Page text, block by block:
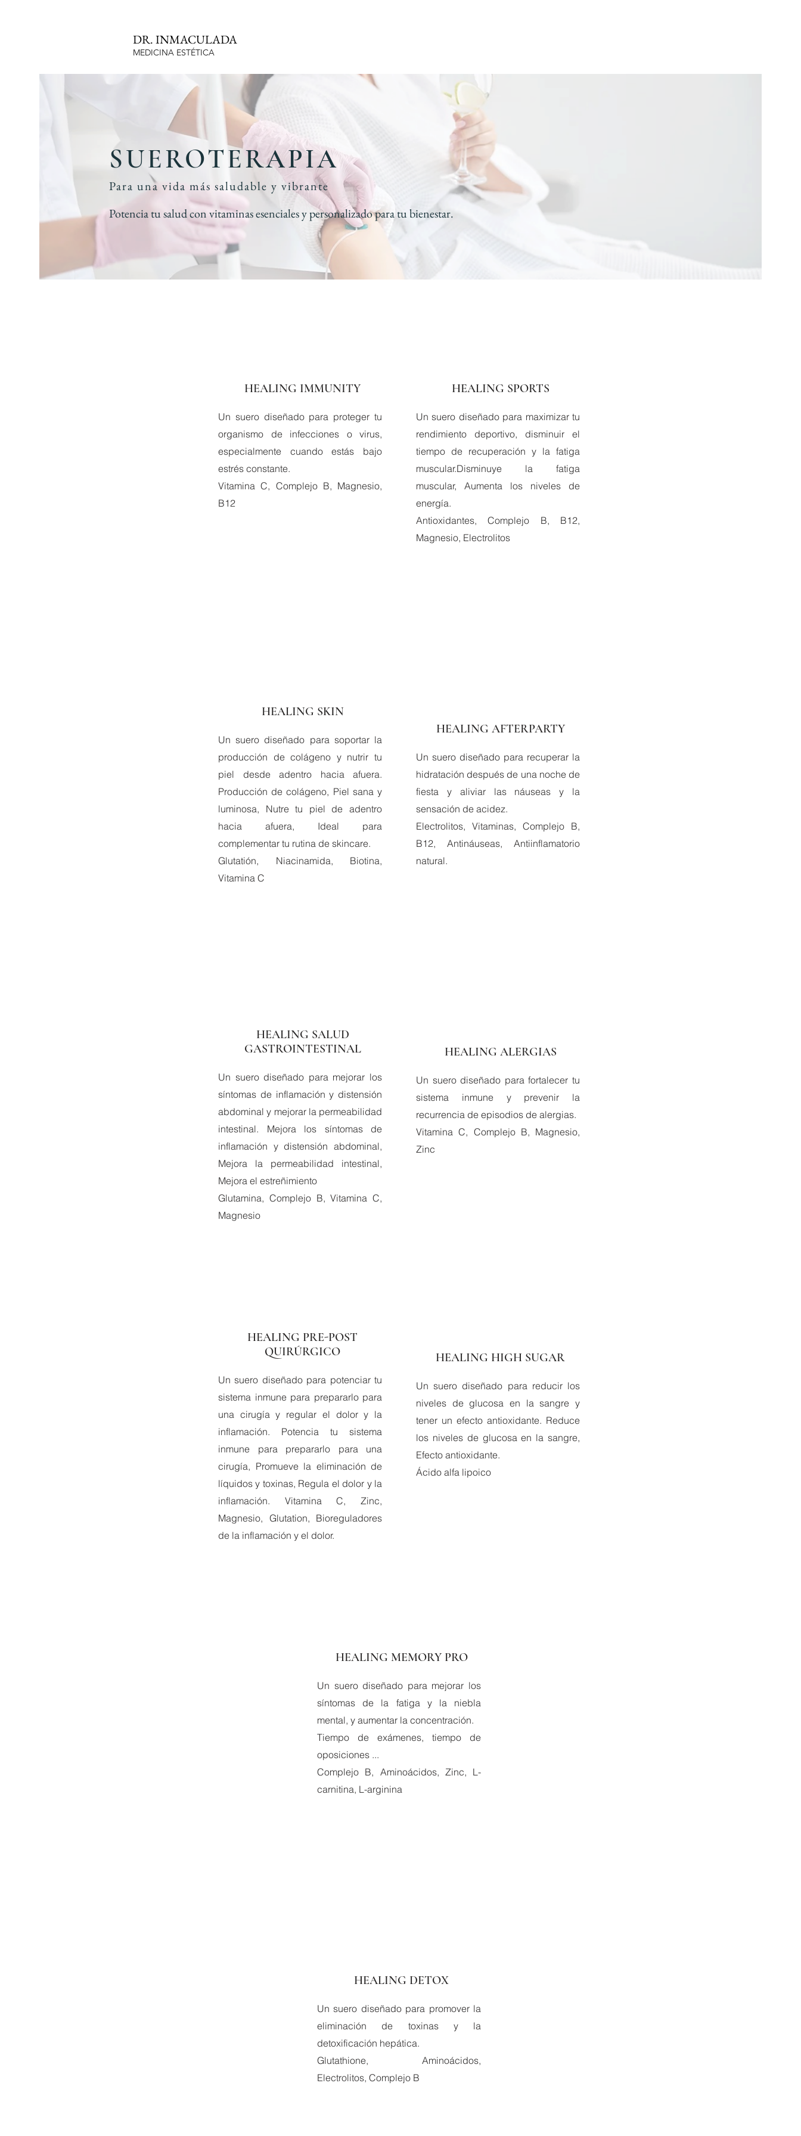
DR. INMACULADA
MEDICINA ESTÉTICA
SUEROTERAPIA
Para una vida más saludable y vibrante
Potencia tu salud con vitaminas esenciales y personalizado para tu bienestar.
HEALING IMMUNITY
Un suero diseñado para proteger tu
organismo de infecciones o virus,
especialmente cuando estás bajo
estrés constante.
Vitamina C, Complejo B, Magnesio,
B12
HEALING SKIN
Un suero diseñado para soportar la
producción de colágeno y nutrir tu
piel desde adentro hacia afuera.
Producción de colágeno, Piel sana y
luminosa, Nutre tu piel de adentro
hacia afuera, Ideal para
complementar tu rutina de skincare.
Glutatión, Niacinamida, Biotina,
Vitamina C
HEALING SALUD
GASTROINTESTINAL
Un suero diseñado para mejorar los
síntomas de inflamación y distensión
abdominal y mejorar la permeabilidad
intestinal. Mejora los síntomas de
inflamación y distensión abdominal,
Mejora la permeabilidad intestinal,
Mejora el estreñimiento
Glutamina, Complejo B, Vitamina C,
Magnesio
HEALING PRE-POST
QUIRÚRGICO
Un suero diseñado para potenciar tu
sistema inmune para prepararlo para
una cirugía y regular el dolor y la
inflamación. Potencia tu sistema
inmune para prepararlo para una
cirugía, Promueve la eliminación de
líquidos y toxinas, Regula el dolor y la
inflamación. Vitamina C, Zinc,
Magnesio, Glutation, Bioreguladores
de la inflamación y el dolor.
HEALING SPORTS
Un suero diseñado para maximizar tu
rendimiento deportivo, disminuir el
tiempo de recuperación y la fatiga
muscular.Disminuye la fatiga
muscular, Aumenta los niveles de
energía.
Antioxidantes, Complejo B, B12,
Magnesio, Electrolitos
HEALING AFTERPARTY
Un suero diseñado para recuperar la
hidratación después de una noche de
fiesta y aliviar las náuseas y la
sensación de acidez.
Electrolitos, Vitaminas, Complejo B,
B12, Antináuseas, Antiinflamatorio
natural.
HEALING ALERGIAS
Un suero diseñado para fortalecer tu
sistema inmune y prevenir la
recurrencia de episodios de alergias.
Vitamina C, Complejo B, Magnesio,
Zinc
HEALING HIGH SUGAR
Un suero diseñado para reducir los
niveles de glucosa en la sangre y
tener un efecto antioxidante. Reduce
los niveles de glucosa en la sangre,
Efecto antioxidante.
Ácido alfa lipoico
HEALING MEMORY PRO
Un suero diseñado para mejorar los
síntomas de la fatiga y la niebla
mental, y aumentar la concentración.
Tiempo de exámenes, tiempo de
oposiciones ...
Complejo B, Aminoácidos, Zinc, L-
carnitina, L-arginina
HEALING DETOX
Un suero diseñado para promover la
eliminación de toxinas y la
detoxificación hepática.
Glutathione, Aminoácidos,
Electrolitos, Complejo B